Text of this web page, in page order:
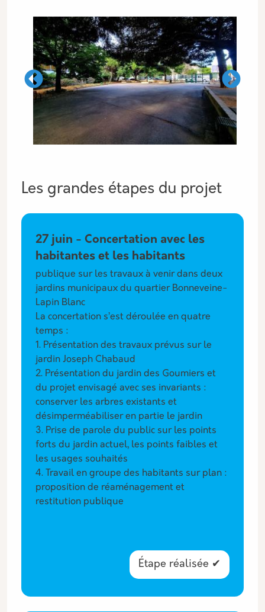
Les grandes étapes du projet
étapes associés
27 juin - Concertation avec les
habitantes et les habitants
publique sur les travaux à venir dans deux
jardins municipaux du quartier Bonneveine-
Lapin Blanc
La concertation s’est déroulée en quatre
temps :
1. Présentation des travaux prévus sur le
jardin Joseph Chabaud
2. Présentation du jardin des Goumiers et
du projet envisagé avec ses invariants :
conserver les arbres existants et
désimperméabiliser en partie le jardin
3. Prise de parole du public sur les points
forts du jardin actuel, les points faibles et
les usages souhaités
4. Travail en groupe des habitants sur plan :
proposition de réaménagement et
restitution publique
Étape réalisée ✔